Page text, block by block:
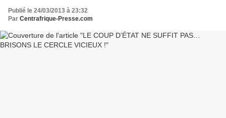
Publié le 24/03/2013 à 23:32
Par Centrafrique-Presse.com